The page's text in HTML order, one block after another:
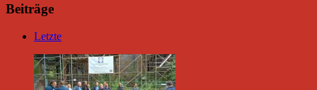
Beiträge
Letzte